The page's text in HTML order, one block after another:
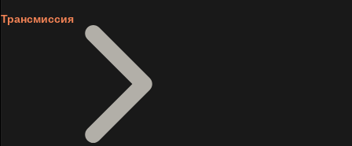
Трансмиссия